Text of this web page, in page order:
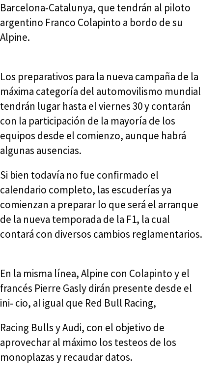
Barcelona‑Catalunya, que tendrán al piloto
argentino Franco Colapinto a bordo de su
Alpine.
Los preparativos para la nueva campaña de la
máxima categoría del automovilismo mundial
tendrán lugar hasta el viernes 30 y contarán
con la participación de la mayoría de los
equipos desde el comienzo, aunque habrá
algunas ausencias.
Si bien todavía no fue confirmado el
calendario completo, las escuderías ya
comienzan a preparar lo que será el arranque
de la nueva temporada de la F1, la cual
contará con diversos cambios reglamentarios.
En la misma línea, Alpine con Colapinto y el
francés Pierre Gasly dirán presente desde el
ini‑ cio, al igual que Red Bull Racing,
Racing Bulls y Audi, con el objetivo de
aprovechar al máximo los testeos de los
monoplazas y recaudar datos.